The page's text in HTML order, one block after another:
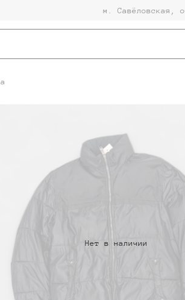
м. Савёловская,
Нет в наличии